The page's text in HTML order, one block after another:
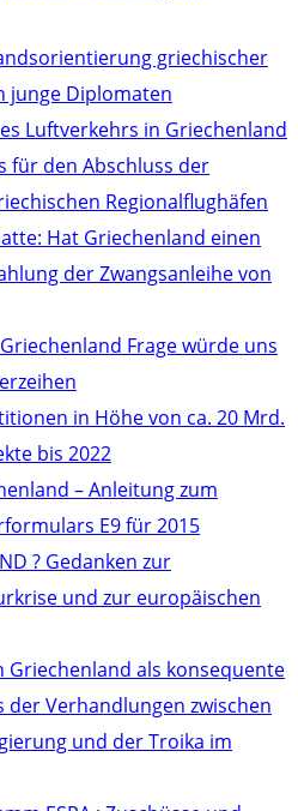
griechischer
junge Diplomaten
Luftverkehrs in Griechenland
für den Abschluss der
Regionalflughäfen
Hat Griechenland einen
der Zwangsanleihe von
Frage würde uns
in Höhe von ca. 20 Mrd.
bis 2022
– Anleitung zum
E9 für 2015
? Gedanken zur
und zur europäischen
Griechenland als konsequente
der Verhandlungen zwischen
und der Troika im